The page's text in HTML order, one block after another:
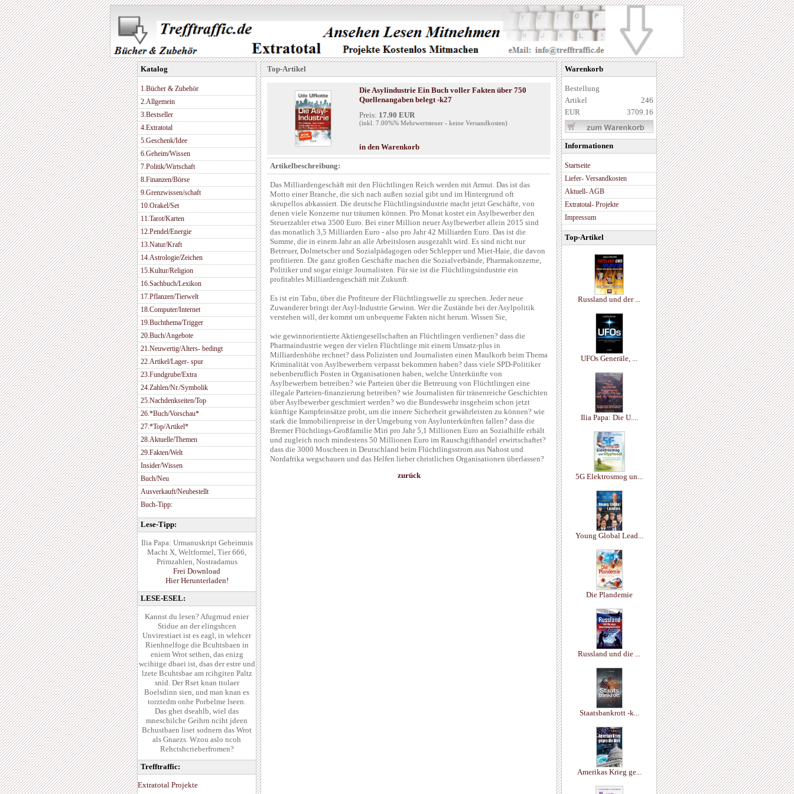
Katalog
1.Bücher & Zubehör
2.Allgemein
3.Bestseller
4.Extratotal
5.Geschenk/Idee
6.Geheim/Wissen
7.Politik/Wirtschaft
8.Finanzen/Börse
9.Grenzwissen/schaft
10.Orakel/Set
11.Tarot/Karten
12.Pendel/Energie
13.Natur/Kraft
14.Astrologie/Zeichen
15.Kultur/Religion
16.Sachbuch/Lexikon
17.Pflanzen/Tierwelt
18.Computer/Internet
19.Buchthema/Trigger
20.Buch/Angebote
21.Neuwertig/Alters- bedingt
22.Artikel/Lager- spur
23.Fundgrube/Extra
24.Zahlen/Nr./Symbolik
25.Nachdenkseiten/Top
26.*Buch/Vorschau*
27.*Top/Artikel*
28.Aktuelle/Themen
29.Fakten/Welt
Insider/Wissen
Buch/Neu
Ausverkauft/Neubestellt
Buch-Tipp:
Lese-Tipp:
Ilia Papa: Urmanuskript Geheimnis
Macht X, Weltformel, Tier 666,
Primzahlen, Nostradamus
Frei Download
Hier Herunterladen!
LESE-ESEL:
Kannst du lesen? Afugrnud enier
Stidue an der elingshcen
Unvirestiaet ist es eagl, in wlehcer
Rienhnelfoge die Bcuhtsbaen in
eniem Wrot sethen, das enizg
wcihitge dbaei ist, dsas der estre und
lzete Bcuhtsbae am rcihgiten Paltz
snid. Der Rset knan ttolaer
Boelsdinn sien, und man knan es
torztedm onhe Porbelme lseen.
Das ghet dseahlb, wiel das
mneschilche Geihrn nciht jdeen
Bchustbaen liset sodnern das Wrot
als Gnaezs. Wzou aslo ncoh
Rehctshcrieberfromen?
Trefftraffic:
Extratotal Projekte
Top-Artikel
Die Asylindustrie Ein Buch voller Fakten über 750
Quellenangaben belegt -k27
Preis: 17.90 EUR
(inkl. 7.00%% Mehrwertsteuer - keine Versandkosten)
in den Warenkorb
Artikelbeschreibung:
Das Milliardengeschäft mit den Flüchtlingen Reich werden mit Armut. Das ist das
Motto einer Branche, die sich nach außen sozial gibt und im Hintergrund oft
skrupellos abkassiert. Die deutsche Flüchtlingsindustrie macht jetzt Geschäfte, von
denen viele Konzerne nur träumen können. Pro Monat kostet ein Asylbewerber den
Steuerzahler etwa 3500 Euro. Bei einer Million neuer Asylbewerber allein 2015 sind
das monatlich 3,5 Milliarden Euro - also pro Jahr 42 Milliarden Euro. Das ist die
Summe, die in einem Jahr an alle Arbeitslosen ausgezahlt wird. Es sind nicht nur
Betreuer, Dolmetscher und Sozialpädagogen oder Schlepper und Miet-Haie, die davon
profitieren. Die ganz großen Geschäfte machen die Sozialverbände, Pharmakonzerne,
Politiker und sogar einige Journalisten. Für sie ist die Flüchtlingsindustrie ein
profitables Milliardengeschäft mit Zukunft.
Es ist ein Tabu, über die Profiteure der Flüchtlingswelle zu sprechen. Jeder neue
Zuwanderer bringt der Asyl-Industrie Gewinn. Wer die Zustände bei der Asylpolitik
verstehen will, der kommt um unbequeme Fakten nicht herum. Wissen Sie,
wie gewinnorientierte Aktiengesellschaften an Flüchtlingen verdienen? dass die
Pharmaindustrie wegen der vielen Flüchtlinge mit einem Umsatz-plus in
Milliardenhöhe rechnet? dass Polizisten und Journalisten einen Maulkorb beim Thema
Kriminalität von Asylbewerbern verpasst bekommen haben? dass viele SPD-Politiker
nebenberuflich Posten in Organisationen haben, welche Unterkünfte von
Asylbewerbern betreiben? wie Parteien über die Betreuung von Flüchtlingen eine
illegale Parteien-finanzierung betreiben? wie Journalisten für tränenreiche Geschichten
über Asylbewerber geschmiert werden? wo die Bundeswehr insgeheim schon jetzt
künftige Kampfeinsätze probt, um die innere Sicherheit gewährleisten zu können? wie
stark die Immobilienpreise in der Umgebung von Asylunterkünften fallen? dass die
Bremer Flüchtlings-Großfamilie Miri pro Jahr 5,1 Millionen Euro an Sozialhilfe erhält
und zugleich noch mindestens 50 Millionen Euro im Rauschgifthandel erwirtschaftet?
dass die 3000 Moscheen in Deutschland beim Flüchtlingsstrom aus Nahost und
Nordafrika wegschauen und das Helfen lieber christlichen Organisationen überlassen?
zurück
Warenkorb
Bestellung
Artikel
246
EUR
3709.16
Informationen
Startseite
Liefer- Versandkosten
Aktuell- AGB
Extratotal- Projekte
Impressum
Top-Artikel
Russland und der ...
UFOs Generäle, ...
Ilia Papa: Die U....
5G Elektrosmog un...
Young Global Lead...
Die Plandemie
Russland und die ...
Staatsbankrott -k...
Amerikas Krieg ge...